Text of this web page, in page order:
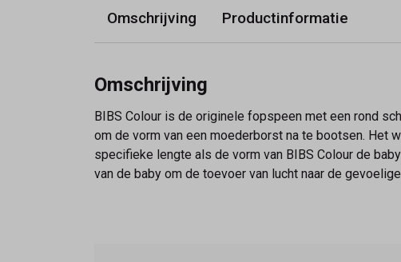
Omschrijving Productinformatie
Omschrijving
BIBS Colour is de originele fopspeen met een rond
om de vorm van een moederborst na te bootsen. Het
specifieke lengte als de vorm van BIBS Colour de
van de baby om de toevoer van lucht naar de